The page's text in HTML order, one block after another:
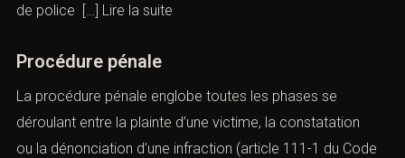
de police […] Lire la suite
Procédure pénale
La procédure pénale englobe toutes les phases se
déroulant entre la plainte d’une victime, la constatation
ou la dénonciation d’une infraction (article 111-1 du Code